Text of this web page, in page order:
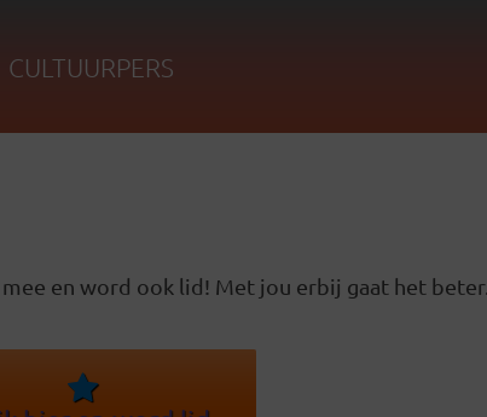
CULTUURPERS
en word ook lid! Met jou erbij gaat het beter.